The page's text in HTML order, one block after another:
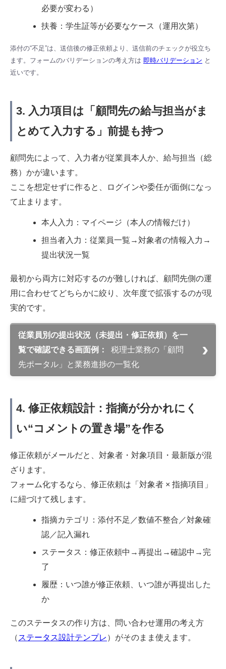
必要が変わる）
扶養：学生証等が必要なケース（運用次第）
添付の“不足”は、送信後の修正依頼より、送信前のチェックが役立ち
ます。フォームのバリデーションの考え方は 即時バリデーション と
近いです。
3. 入力項目は「顧問先の給与担当がま
とめて入力する」前提も持つ
顧問先によって、入力者が従業員本人か、給与担当（総
務）かが違います。
ここを想定せずに作ると、ログインや委任が面倒になっ
て止まります。
本人入力：マイページ（本人の情報だけ）
担当者入力：従業員一覧→対象者の情報入力→
提出状況一覧
最初から両方に対応するのが難しければ、顧問先側の運
用に合わせてどちらかに絞り、次年度で拡張するのが現
実的です。
従業員別の提出状況（未提出・修正依頼）を一
覧で確認できる画面例：
税理士業務の「顧問
先ポータル」と業務進捗の一覧化
4. 修正依頼設計：指摘が分かれにく
い“コメントの置き場”を作る
修正依頼がメールだと、対象者・対象項目・最新版が混
ざります。
フォーム化するなら、修正依頼は「対象者 × 指摘項目」
に紐づけて残します。
指摘カテゴリ：添付不足／数値不整合／対象確
認／記入漏れ
ステータス：修正依頼中→再提出→確認中→完
了
履歴：いつ誰が修正依頼、いつ誰が再提出した
か
このステータスの作り方は、問い合わせ運用の考え方
（ ステータス設計テンプレ ）がそのまま使えます。